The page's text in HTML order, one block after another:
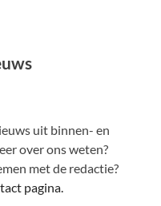
uit binnen- en
over ons weten?
met de redactie?
pagina.